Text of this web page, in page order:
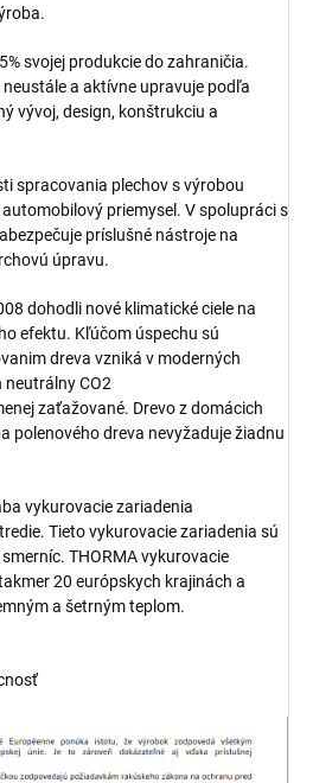
svojej produkcie do zahraničia.
a aktívne upravuje podľa
vývoj, design, konštrukciu a
spracovania plechov s výrobou
priemysel. V spolupráci s
príslušné nástroje na
úpravu.
dohodli nové klimatické ciele na
efektu. Kľúčom úspechu sú
dreva vzniká v moderných
CO2
zaťažované. Drevo z domácich
polenového dreva nevyžaduje žiadnu
vykurovacie zariadenia
Tieto vykurovacie zariadenia sú
THORMA vykurovacie
20 európskych krajinách a
a šetrným teplom.